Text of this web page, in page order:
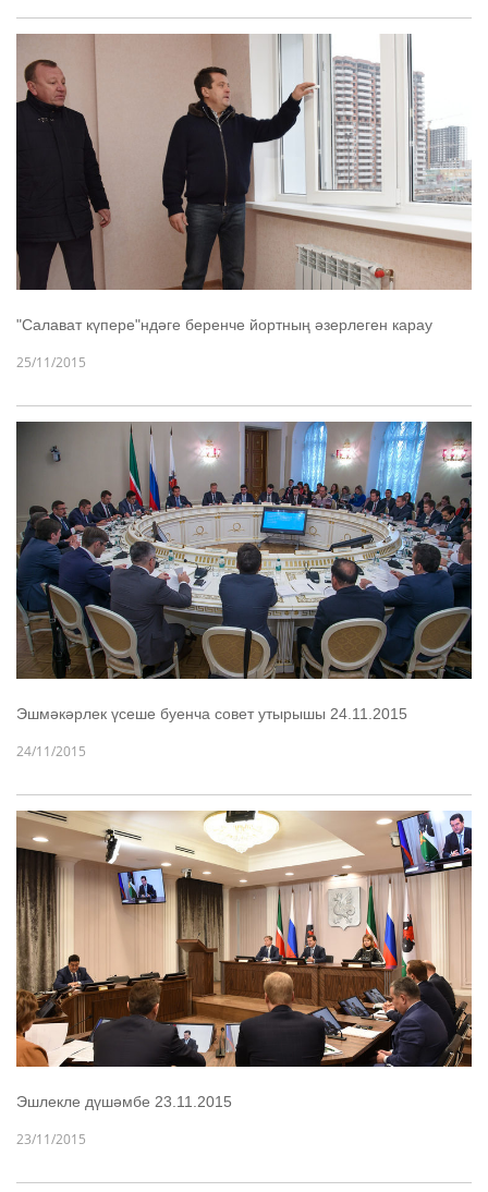
"Салават күпере"ндәге беренче йортның әзерлеген карау
25/11/2015
Эшмәкәрлек үсеше буенча совет утырышы 24.11.2015
24/11/2015
Эшлекле дүшәмбе 23.11.2015
23/11/2015